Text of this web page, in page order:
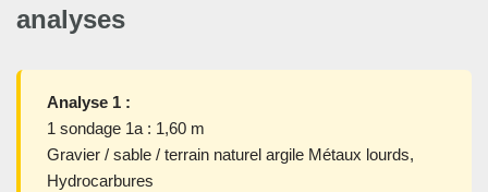
analyses
Analyse 1 :
1 sondage 1a : 1,60 m
Gravier / sable / terrain naturel argile Métaux lourds,
Hydrocarbures